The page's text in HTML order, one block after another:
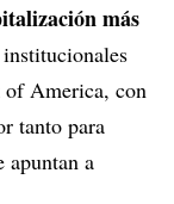
más
of America, con
tanto para
apuntan a